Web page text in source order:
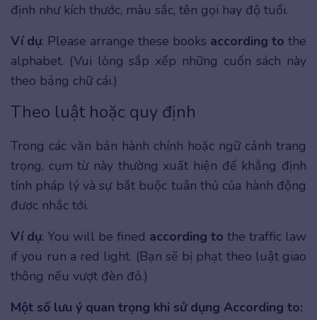
định như kích thước, màu sắc, tên gọi hay độ tuổi.
Ví dụ: Please arrange these books according to the
alphabet. (Vui lòng sắp xếp những cuốn sách này
theo bảng chữ cái.)
Theo luật hoặc quy định
Trong các văn bản hành chính hoặc ngữ cảnh trang
trọng, cụm từ này thường xuất hiện để khẳng định
tính pháp lý và sự bắt buộc tuân thủ của hành động
được nhắc tới.
Ví dụ: You will be fined according to the traffic law
if you run a red light. (Bạn sẽ bị phạt theo luật giao
thông nếu vượt đèn đỏ.)
Một số lưu ý quan trọng khi sử dụng According to: